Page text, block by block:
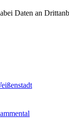
Daten an